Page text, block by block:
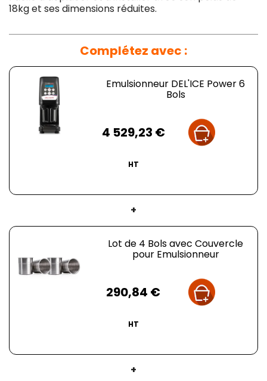
18kg et ses dimensions réduites.
Complétez avec :
Emulsionneur DEL'ICE Power 6
Bols
4 529,23 €
HT
+
Lot de 4 Bols avec Couvercle
pour Emulsionneur
290,84 €
HT
+